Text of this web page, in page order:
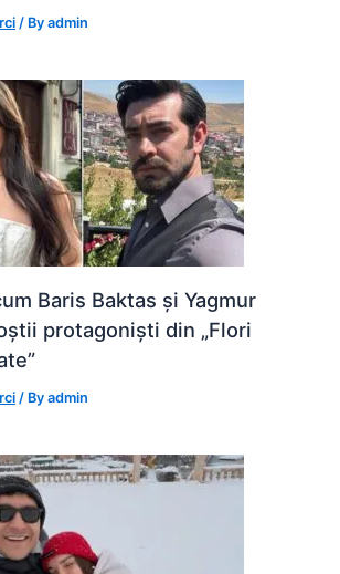
/ Byadmin
Baris Baktas și Yagmur
protagoniști din „Flori
/ Byadmin